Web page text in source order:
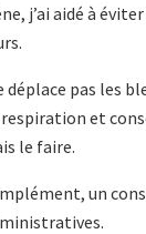
j’ai aidé à
déplace pas les
et
le faire.
un